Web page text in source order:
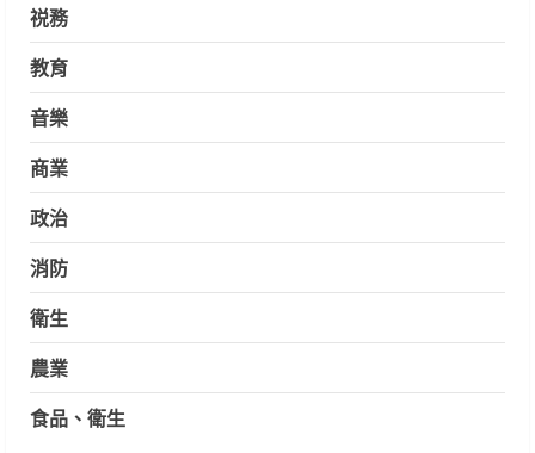
祱務
教育
音樂
商業
政治
消防
衛生
農業
食品、衛生